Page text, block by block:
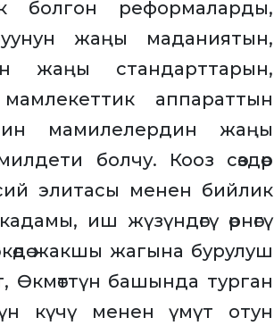
болгон реформаларды,
жаңы маданиятын,
жаңы стандарттарын,
аппараттын
мамилелердин жаңы
болчу. Кооз сөздөр
элитасы менен бийлик
иш жүзүндөгү өрнөгү
жакшы жагына бурулуш
башында турган
күчү менен үмүт отун